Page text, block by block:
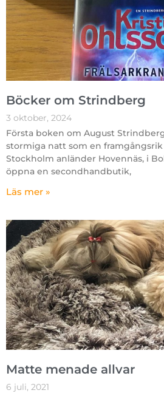
Böcker om Strindberg
3 oktober, 2024
Första boken om August
stormiga natt som en
Stockholm anländer Hovennäs, i
öppna en secondhandbutik,
Läs mer »
Matte menade allvar
6 juli, 2021